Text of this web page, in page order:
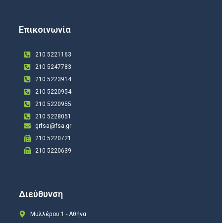
Επικοινωνία
210 5221163
210 5247783
210 5223914
210 5220954
210 5220955
210 5228051
grfsa@fsa.gr
210 5220721
210 5220639
Διεύθυνση
Μυλλέρου 1 - Αθήνα